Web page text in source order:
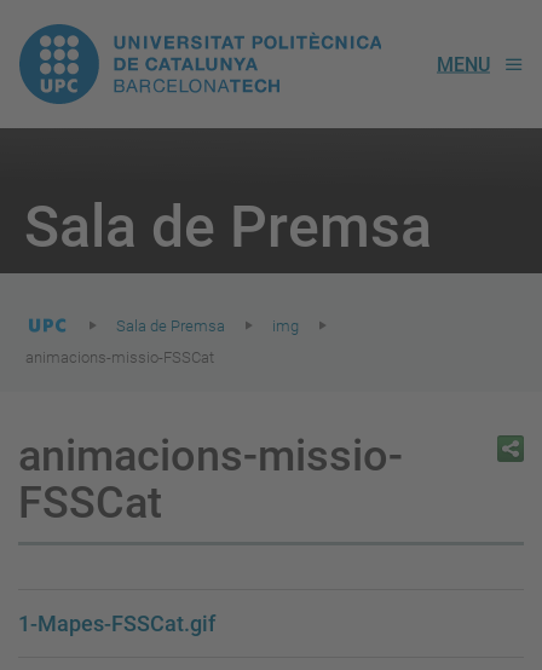
UPC.
Universitat
de
Catalunya
MENU
Sala de Premsa
here:
Sala de Premsa
img
animacions-missio-FSSCat
animacions-missio-
FSSCat
1-Mapes-FSSCat.gif